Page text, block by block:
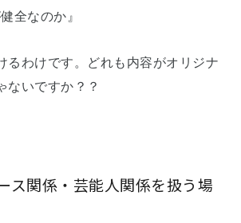
全なのか』
るわけです。どれも内容がオリジナ
ないですか？？
ス関係・芸能人関係を扱う場